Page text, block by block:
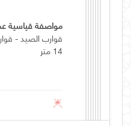
مواصفة قياسية
قوارب الصيد -
14 متر